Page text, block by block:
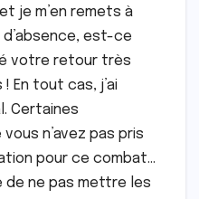
je m’en remets à
d’absence, est-ce
votre retour très
En tout cas, j’ai
Certaines
n’avez pas pris
pour ce combat…
de ne pas mettre les